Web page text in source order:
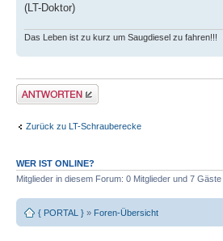
(LT-Doktor)
Das Leben ist zu kurz um Saugdiesel zu fahren!!!
Antwort erstellen
Zurück zu LT-Schrauberecke
WER IST ONLINE?
Mitglieder in diesem Forum: 0 Mitglieder und 7 Gäste
{ PORTAL } » Foren-Übersicht